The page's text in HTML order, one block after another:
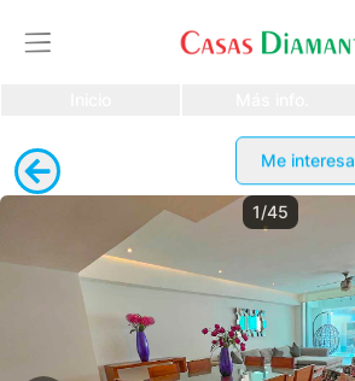
Me interesa
1/45